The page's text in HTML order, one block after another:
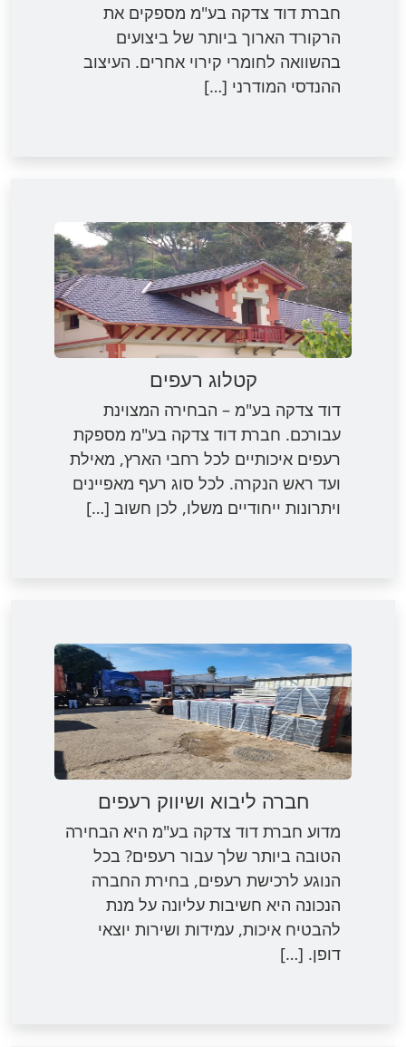
חברת דוד צדקה בע"מ מספקים את
הרקורד הארוך ביותר של ביצועים
בהשוואה לחומרי קירוי אחרים. העיצוב
ההנדסי המודרני […]
קטלוג רעפים
דוד צדקה בע"מ – הבחירה המצוינת
עבורכם. חברת דוד צדקה בע"מ מספקת
רעפים איכותיים לכל רחבי הארץ, מאילת
ועד ראש הנקרה. לכל סוג רעף מאפיינים
ויתרונות ייחודיים משלו, לכן חשוב […]
חברה ליבוא ושיווק רעפים
מדוע חברת דוד צדקה בע"מ היא הבחירה
הטובה ביותר שלך עבור רעפים? בכל
הנוגע לרכישת רעפים, בחירת החברה
הנכונה היא חשיבות עליונה על מנת
להבטיח איכות, עמידות ושירות יוצאי
דופן. […]